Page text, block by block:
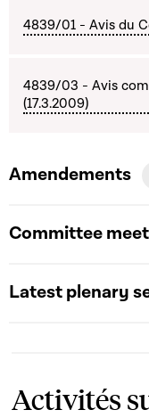
4839/01 - Avis du
4839/03 - Avis
(17.3.2009)
Amendements
Committee
Latest plenary
Activités